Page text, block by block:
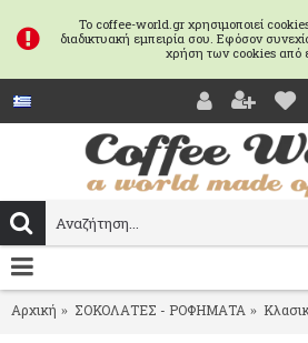
Το coffee-world.gr χρησιμοποιεί
διαδικτυακή εμπειρία σου. Εφόσον
χρήση των cookies από
Αρχική ΣΟΚΟΛΑΤΕΣ - ΡΟΦΗΜΑΤΑ